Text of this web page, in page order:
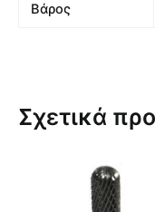
Βάρος
Σχετικά